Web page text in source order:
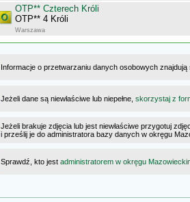
OTP** Czterech Króli
OTP** 4 Króli
Warszawa
Informacje o przetwarzaniu danych osobowych
Jeżeli dane są niewłaściwe lub niepełne, skorzystaj z
Jeżeli brakuje zdjęcia lub jest niewłaściwe przygotuj
i prześlij je do administratora bazy danych w okręgu
Sprawdź, kto jest administratorem w okręgu